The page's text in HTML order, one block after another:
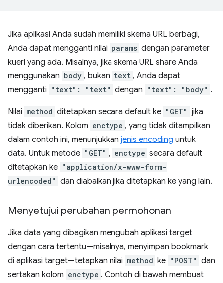
Jika aplikasi Anda sudah memiliki skema URL berbagi,
Anda dapat mengganti nilai params dengan parameter
kueri yang ada. Misalnya, jika skema URL share Anda
menggunakan body , bukan text , Anda dapat
mengganti "text": "text" dengan "text": "body" .
Nilai method ditetapkan secara default ke "GET" jika
tidak diberikan. Kolom enctype , yang tidak ditampilkan
dalam contoh ini, menunjukkan jenis encoding untuk
data. Untuk metode "GET" , enctype secara default
ditetapkan ke "application/x-www-form-
urlencoded" dan diabaikan jika ditetapkan ke yang lain.
Menyetujui perubahan permohonan
Jika data yang dibagikan mengubah aplikasi target
dengan cara tertentu—misalnya, menyimpan bookmark
di aplikasi target—tetapkan nilai method ke "POST" dan
sertakan kolom enctype . Contoh di bawah membuat